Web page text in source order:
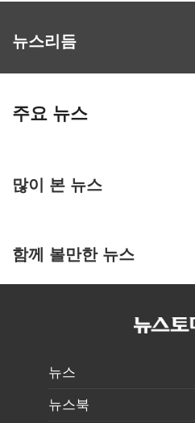
뉴스리듬
주요 뉴스
많이 본 뉴스
함께 볼만한 뉴스
뉴스
뉴스북